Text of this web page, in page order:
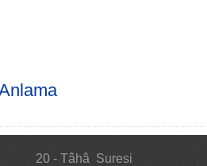
20 - Tâhâ Suresi